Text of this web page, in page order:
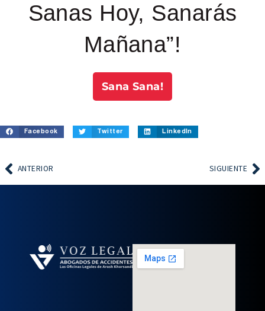
Sanas Hoy, Sanarás
Mañana”!
Sana Sana!
Facebook Twitter LinkedIn
ANTERIOR SIGUIENTE